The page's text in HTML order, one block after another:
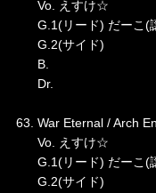
Vo. えすけ☆
G.1(リード) だーこ(
G.2(サイド)
B.
Dr.
63. War Eternal / Arch
Vo. えすけ☆
G.1(リード) だーこ(
G.2(サイド)